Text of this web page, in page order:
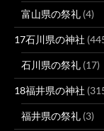
富山県の祭礼 (4)
17石川県の神社
石川県の祭礼 (17)
18福井県の神社
福井県の祭礼 (3)